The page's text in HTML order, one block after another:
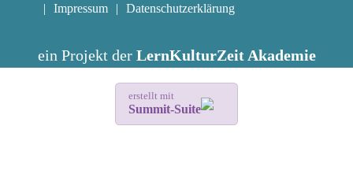
Impressum
Datenschutzerklärung
ein Projekt der LernKulturZeit Akademie
erstellt mit
Summit-Suite